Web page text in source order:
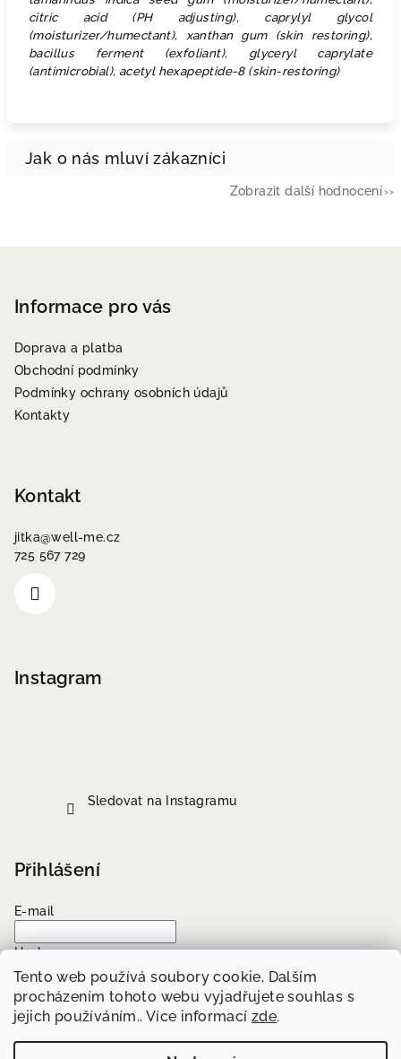
Tento web používá soubory cookie. Dalším
procházením tohoto webu vyjadřujete souhlas s
jejich používáním.. Více informací zde.
citric acid (PH adjusting), caprylyl glycol
(moisturizer/humectant), xanthan gum (skin restoring),
bacillus ferment (exfoliant), glyceryl caprylate
(antimicrobial), acetyl hexapeptide-8 (skin-restoring)
Zobrazit další hodnocení
Informace pro vás
Doprava a platba
Obchodní podmínky
Podmínky ochrany osobních údajů
Kontakty
Kontakt
jitka@well-me.cz
725 567 729
Instagram
Sledovat na Instagramu
Přihlášení
E-mail
Heslo
Přihlásit se
Nová registraceZapomenuté heslo